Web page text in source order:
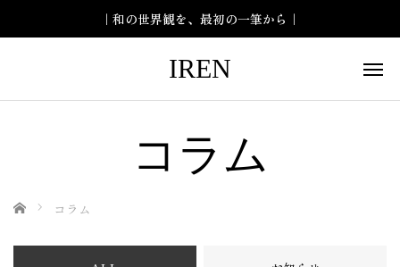
｜和の世界観を、最初の一筆から｜
IREN
コラム
ホーム コラム